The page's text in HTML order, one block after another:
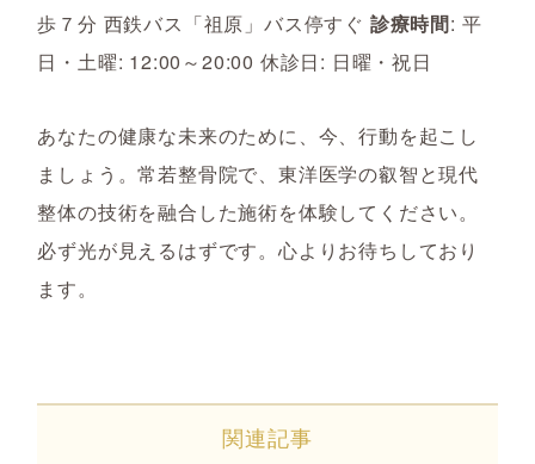
歩７分 西鉄バス「祖原」バス停すぐ 診療時間: 平
日・土曜: 12:00～20:00 休診日: 日曜・祝日
あなたの健康な未来のために、今、行動を起こし
ましょう。常若整骨院で、東洋医学の叡智と現代
整体の技術を融合した施術を体験してください。
必ず光が見えるはずです。心よりお待ちしており
ます。
関連記事